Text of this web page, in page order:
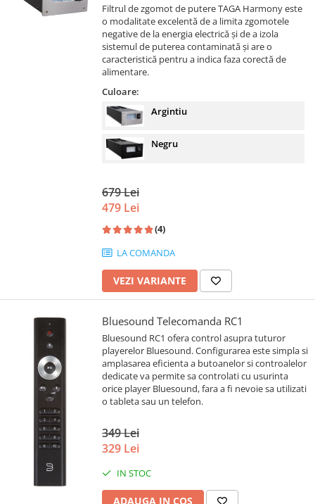
Filtrul de zgomot de putere TAGA Harmony este
o modalitate excelentă de a limita zgomotele
negative de la energia electrică și de a izola
sistemul de puterea contaminată și are o
caracteristică pentru a indica faza corectă de
alimentare.
Culoare:
Argintiu
Negru
679 Lei
479 Lei
(4)
LA COMANDA
VEZI VARIANTE
Bluesound Telecomanda RC1
Bluesound RC1 ofera control asupra tuturor
playerelor Bluesound. Configurarea este simpla si
amplasarea eficienta a butoanelor si controalelor
dedicate va permite sa controlati cu usurinta
orice player Bluesound, fara a fi nevoie sa utilizati
o tableta sau un telefon.
349 Lei
329 Lei
IN STOC
ADAUGA IN COS